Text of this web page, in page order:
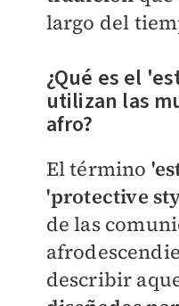
largo del
¿Qué es el
utilizan las
afro?
El término
'protective
de las
describir